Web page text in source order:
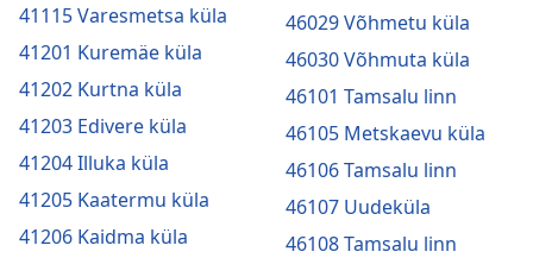
41115 Varesmetsa küla
41201 Kuremäe küla
41202 Kurtna küla
41203 Edivere küla
41204 Illuka küla
41205 Kaatermu küla
41206 Kaidma küla
46029 Võhmetu küla
46030 Võhmuta küla
46101 Tamsalu linn
46105 Metskaevu küla
46106 Tamsalu linn
46107 Uudeküla
46108 Tamsalu linn